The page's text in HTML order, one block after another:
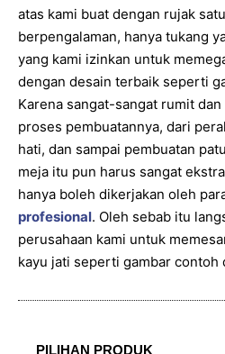
atas kami buat dengan rujak
berpengalaman, hanya tukang
yang kami izinkan untuk
dengan desain terbaik seperti
Karena sangat-sangat rumit
proses pembuatannya, dari
hati, dan sampai pembuatan
meja itu pun harus sangat
hanya boleh dikerjakan oleh
profesional. Oleh sebab itu
perusahaan kami untuk
kayu jati seperti gambar contoh
PILIHAN PRODUK